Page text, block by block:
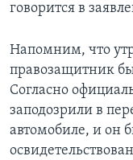
говорится в
Напомним, что
правозащитник
Согласно
заподозрили в
автомобиле, и он